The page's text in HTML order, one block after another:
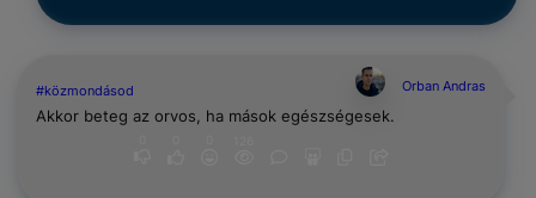
#közmondásod Orban Andras
Akkor beteg az orvos, ha mások egészségesek.